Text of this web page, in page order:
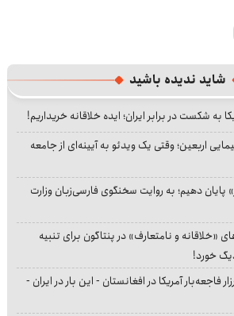
شاید ندیده باشید
به شکست در برابر ایران؛ ایده خلاقانه خریداریم!
اربعین؛ وقتی یک ویدئو به آیینه‌ای از جامعه
دهیم؛ به روایت سخنگوی فارسی‌زبان وزارت
«خلاقانه و نامتعارف» در پنتاگون برای تنبیه
خورد!
فاجعه‌بار آمریکا در افغانستان - این بار در ایران -